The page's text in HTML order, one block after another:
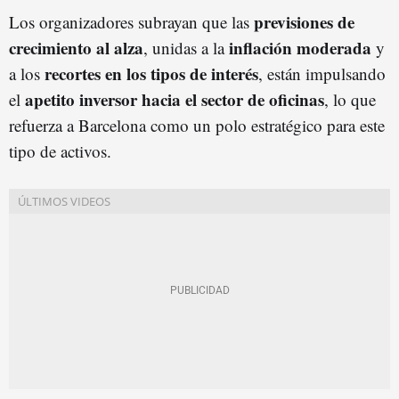
Los organizadores subrayan que las previsiones de
crecimiento al alza, unidas a lainflación moderada y
a los recortes en los tipos de interés, están impulsando
el apetito inversor hacia el sector de oficinas, lo que
refuerza a Barcelona como un polo estratégico para este
tipo de activos.